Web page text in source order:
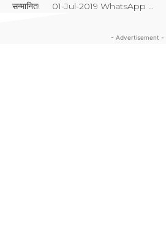
सन्मानित! 01-Jul-2019 WhatsApp ...
- Advertisement -